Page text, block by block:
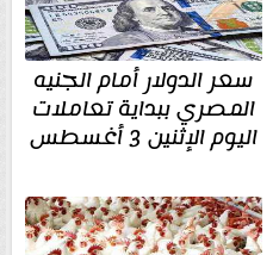
سعر الدولار أمام الجنيه
المصري ببداية تعاملات
اليوم الإثنين 3 أغسطس